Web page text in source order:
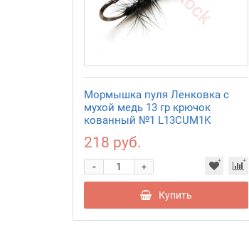
Мормышка пуля Ленковка с
мухой медь 13 гр крючок
кованный №1 L13CUM1K
218 руб.
+
-
Купить